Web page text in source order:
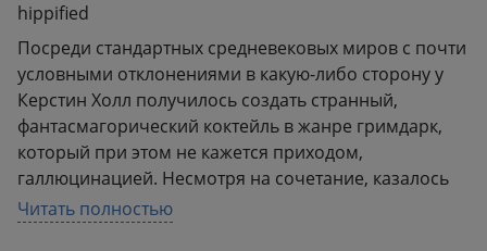
hippified
Посреди стандартных средневековых миров с почти
условными отклонениями в какую-либо сторону у
Керстин Холл получилось создать странный,
фантасмагорический коктейль в жанре гримдарк,
который при этом не кажется приходом,
галлюцинацией. Несмотря на сочетание, казалось
бы, несочетаемого (местами это словно лёгкий
книксен Чайна Мьевилю), “Глашатай теней”
Читать полностью